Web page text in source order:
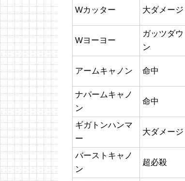
Wカッター 大ダメージ
Wヨーヨー
ガッツダウ
ン
アームキャノン 命中
ナパームキャノ
ン
命中
ギガトンハンマ
ー
大ダメージ
バーストキャノ
ン
超必殺